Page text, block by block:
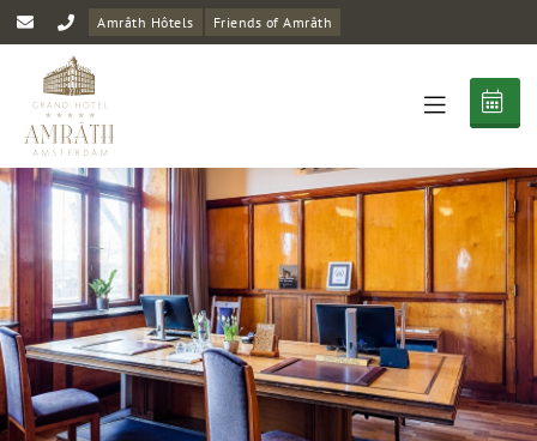
Amrâth Hôtels Friends of Amrâth